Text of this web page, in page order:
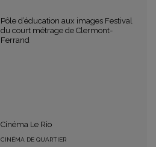
Pôle d’éducation aux images Festival
du court métrage de Clermont-
Ferrand
Cinéma Le Rio
CINÉMA DE QUARTIER